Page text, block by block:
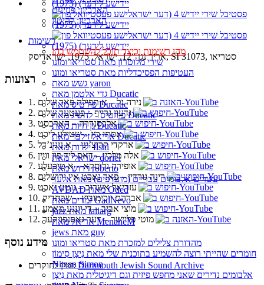
הארכיון: פנזינים
הארכיון: להיטון
רשימות
מהן רשימות וכיצד תוכל להשתמש בהן
שירי מלוטרון מאת סטריאו ומונו
העטיפות הפסיכדליות מאת סטריאו ומונו
גשש מאת yaron
גדי אלטמן מאת Ducatic
פורטיס מאת Ducatic
פורטיס - להשיג מאת Ducatic
גן חיות מאת Ducatic
אריאל זילבר מאת Ducatic
ילדות מאת fishi
ישראלי מאת doriel
דרוש מאת roberto
עשרים אלבומים עבריים (מועדפים) מאת אלעד
AVDAD מאת Oded
זמרים מאת GadNevo
jazz מאת taliarg
אריאל מאת MenaheM
jews מאת guy
מהדורת צלילים למזכרת מאת סטריאו ומונו
חומרים שהייתי רוצה להשמיע בתוכנית שלי מאת נִיצָן סִימוֹן
Nitzan Simon
אלבומים נדירים שאני מחפש פיזית וגם דיגיטלית מאת נִיצָן
אריך נגן “12, ישראל, 1975, ישראדיסק, SI 31073, סטריאו
רצועות
1. נירה גל‏ – א תפילה פאר שלום
2. גדעון גרייף‏ – פעטער שלום
3. אלכסנדרה‏ – הארבסט
4. אסתי כץ‏ – שטילע ליכט
5. ארקדי קרוצ’יני‏ – א ניגונ’דל
6. אלה מלכין‏ – דאס ליד פון וויין
7. אופירה גלוסקא‏ – א טיכעלע
8. רינה גורדין‏ – פאר נאכט אין ירושלים
9. עזריאל אשרוב‏ – גוטע נאכט
10. אברהם יוכימוביץ‏ – שבתדיק
11. מוצי אביב‏ – די יונגע מאמע
12. מוטי פליישר‏ – דער גאסנפויקער
מידע נוסף
זמין לחוקרים:Dartmouth Jewish Sound Archive